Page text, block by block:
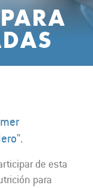
de esta
para